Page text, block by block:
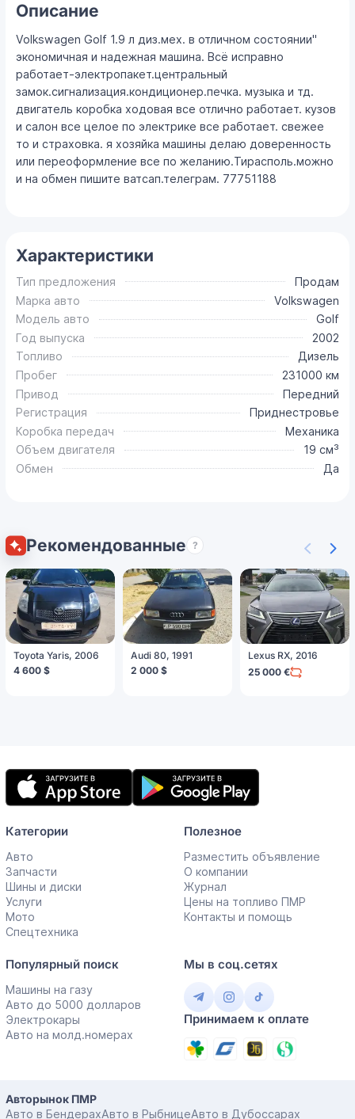
Описание
Volkswagen Golf 1.9 л диз.мех. в отличном состоянии"
экономичная и надежная машина. Всё исправно
работает-электропакет.центральный
замок.сигнализация.кондиционер.печка. музыка и тд.
двигатель коробка ходовая все отлично работает. кузов
и салон все целое по электрике все работает. свежее
то и страховка. я хозяйка машины делаю доверенность
или переоформление все по желанию.Тирасполь.можно
и на обмен пишите ватсап.телеграм. 77751188
Характеристики
Тип предложения
Продам
Марка авто
Volkswagen
Модель авто
Golf
Год выпуска
2002
Топливо
Дизель
Пробег
231000 км
Привод
Передний
Регистрация
Приднестровье
Коробка передач
Механика
Объем двигателя
19 см³
Обмен
Да
Рекомендованные ?
Toyota Yaris, 2006
4 600 $
Audi 80, 1991
2 000 $
Lexus RX, 2016
25 000 €
Мобильное
приложение
Категории
Авто
Запчасти
Шины и диски
Услуги
Мото
Спецтехника
Полезное
Разместить объявление
О компании
Журнал
Цены на топливо ПМР
Контакты и помощь
Популярный поиск
Машины на газу
Авто до 5000 долларов
Электрокары
Авто на молд.номерах
Мы в соц.сетях
Принимаем к оплате
Авторынок ПМР
Авто в БендерахАвто в РыбницеАвто в Дубоссарах